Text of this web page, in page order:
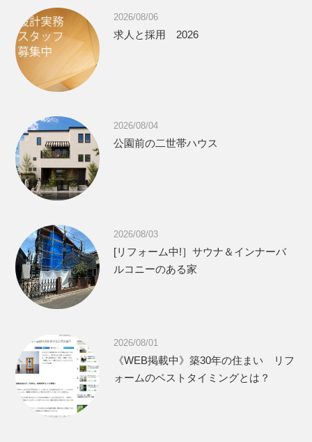
2026/08/06
求人と採用 2026
2026/08/04
公園前の二世帯ハウス
2026/08/03
[リフォーム中!］サウナ＆インナーバ
ルコニーのある家
2026/08/01
《WEB掲載中》築30年の住まい リフ
ォームのベストタイミングとは？